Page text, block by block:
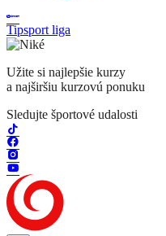
Tipsport liga
Užite si najlepšie kurzy
a najširšiu kurzovú ponuku
Sledujte športové udalosti